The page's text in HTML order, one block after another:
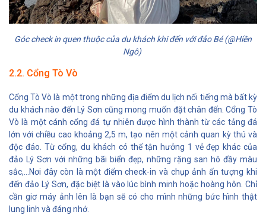
Góc check in quen thuộc của du khách khi đến với đảo Bé (@Hiền
Ngô)
2.2. Cổng Tò Vò
Cổng Tò Vò là một trong những địa điểm du lịch nổi tiếng mà bất kỳ
du khách nào đến Lý Sơn cũng mong muốn đặt chân đến. Cổng Tò
Vò là một cánh cổng đá tự nhiên được hình thành từ các tảng đá
lớn với chiều cao khoảng 2,5 m, tạo nên một cảnh quan kỳ thú và
độc đáo. Từ cổng, du khách có thể tận hưởng 1 vẻ đẹp khác của
đảo Lý Sơn với những bãi biển đẹp, những rặng san hô đầy màu
sắc,...Nơi đây còn là một điểm check-in và chụp ảnh ấn tượng khi
đến đảo Lý Sơn, đặc biệt là vào lúc bình minh hoặc hoàng hôn. Chỉ
cần giơ máy ảnh lên là bạn sẽ có cho mình những bức hình thật
lung linh và đáng nhớ.